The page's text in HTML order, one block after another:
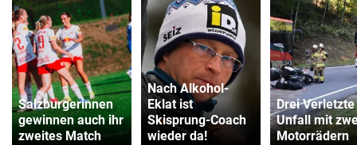
Salzburgerinnen
gewinnen auch ihr
zweites Match
Nach Alkohol-
Eklat ist
Skisprung-Coach
wieder da!
Drei
Unfall mit
Motorrädern